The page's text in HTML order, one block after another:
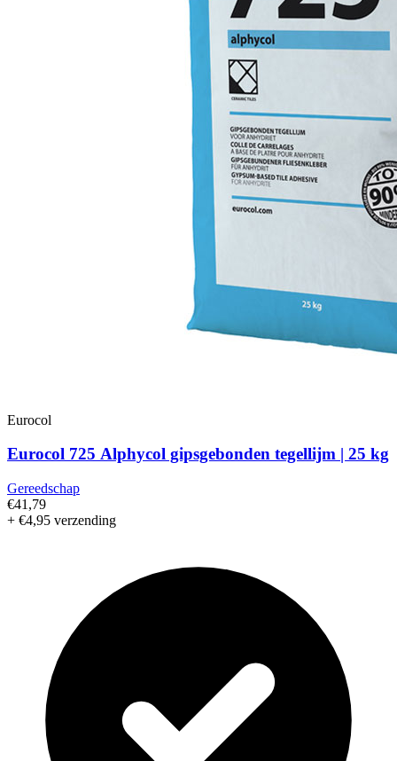
Eurocol
Eurocol 725 Alphycol gipsgebonden tegellijm | 25 kg
Gereedschap
€41,79
+ €4,95 verzending